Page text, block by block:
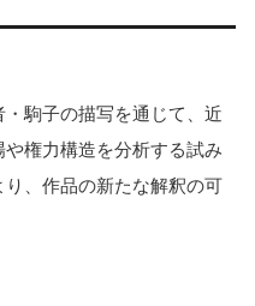
駒子の描写を通じて、近
権力構造を分析する試み
、作品の新たな解釈の可